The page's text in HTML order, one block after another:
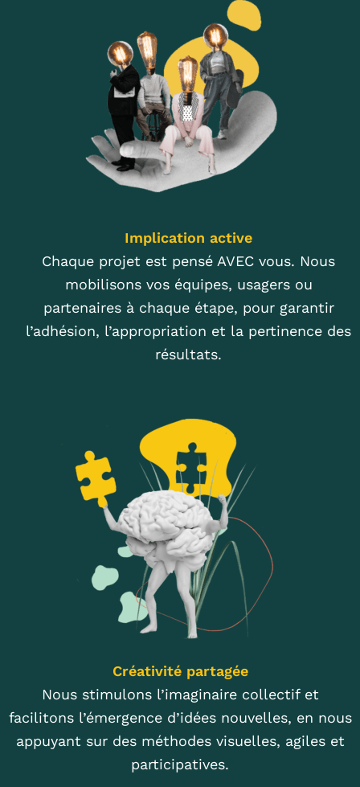
Implication active
Chaque projet est pensé AVEC vous. Nous
mobilisons vos équipes, usagers ou
partenaires à chaque étape, pour garantir
l’adhésion, l’appropriation et la pertinence des
résultats.
Créativité partagée
Nous stimulons l’imaginaire collectif et
facilitons l’émergence d’idées nouvelles, en nous
appuyant sur des méthodes visuelles, agiles et
participatives.